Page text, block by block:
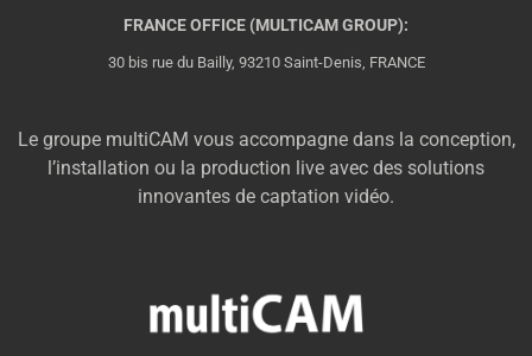
FRANCE OFFICE (MULTICAM GROUP):
30 bis rue du Bailly, 93210 Saint-Denis, FRANCE
Le groupe multiCAM vous accompagne dans la conception,
l’installation ou la production live avec des solutions
innovantes de captation vidéo.